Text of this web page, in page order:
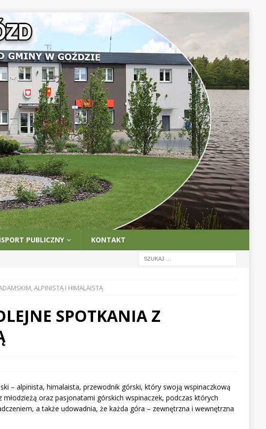
PUBLICZNY KONTAKT
ALPINISTĄ I HIMALAISTĄ
SPOTKANIA Z
– alpinista, himalaista, przewodnik górski, który swoją wspinaczkową
oraz pasjonatami górskich wspinaczek, podczas których
a także udowadnia, że każda góra – zewnętrzna i wewnętrzna